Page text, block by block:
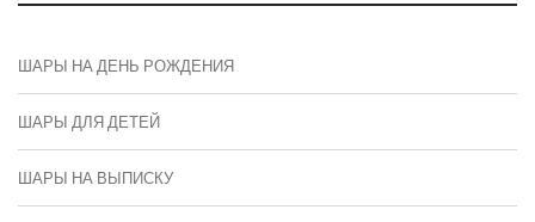
ШАРЫ НА ДЕНЬ РОЖДЕНИЯ
ШАРЫ ДЛЯ ДЕТЕЙ
ШАРЫ НА ВЫПИСКУ